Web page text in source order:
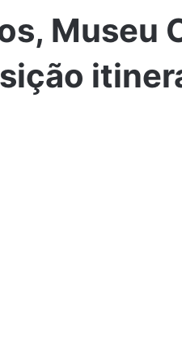
Museu